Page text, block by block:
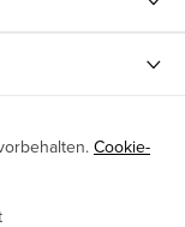
Cookie-